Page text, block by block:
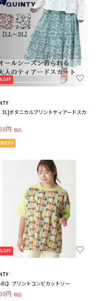
3L]ボタニカルプリントティアードスカ
円 税込
円OFF
8L】プリントコンビカットソー
円 税込